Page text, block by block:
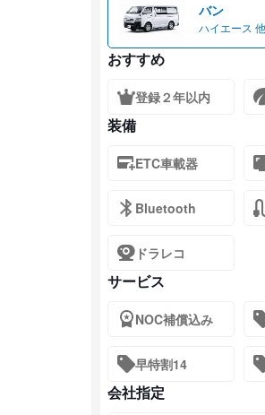
バン
ハイエース 他
おすすめ
登録２年以内
装備
ETC車載器
Bluetooth
ドラレコ
サービス
NOC補償込み
早特割14
会社指定